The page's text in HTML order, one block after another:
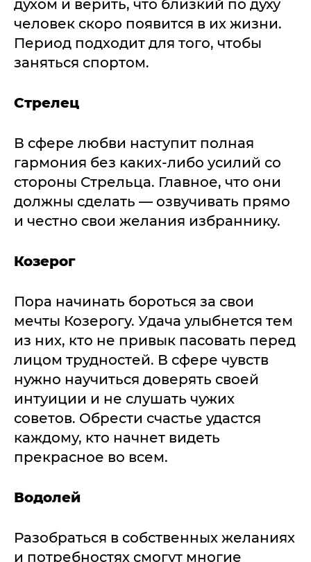
духом и верить, что близкий по духу
человек скоро появится в их жизни.
Период подходит для того, чтобы
заняться спортом.
Стрелец
В сфере любви наступит полная
гармония без каких-либо усилий со
стороны Стрельца. Главное, что они
должны сделать — озвучивать прямо
и честно свои желания избраннику.
Козерог
Пора начинать бороться за свои
мечты Козерогу. Удача улыбнется тем
из них, кто не привык пасовать перед
лицом трудностей. В сфере чувств
нужно научиться доверять своей
интуиции и не слушать чужих
советов. Обрести счастье удастся
каждому, кто начнет видеть
прекрасное во всем.
Водолей
Разобраться в собственных желаниях
и потребностях смогут многие